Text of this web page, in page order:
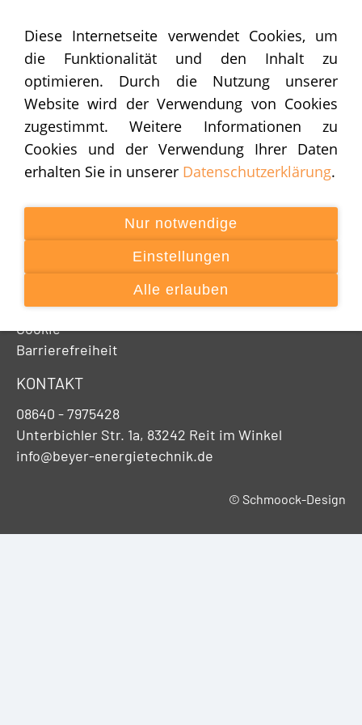
Navigation einblenden
INFOSEITEN
AGB
Cookie
Barrierefreiheit
KONTAKT
08640 - 7975428
Unterbichler Str. 1a, 83242 Reit im Winkel
info@beyer-energietechnik.de
© Schmoock-Design
Diese Internetseite verwendet Cookies, um
die Funktionalität und den Inhalt zu
optimieren. Durch die Nutzung unserer
Website wird der Verwendung von Cookies
zugestimmt. Weitere Informationen zu
Cookies und der Verwendung Ihrer Daten
erhalten Sie in unserer Datenschutzerklärung.
Nur notwendige
Einstellungen
Alle erlauben